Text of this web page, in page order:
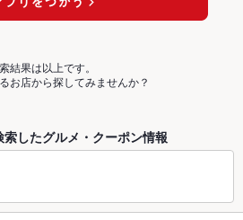
結果は以上です。
お店から探してみませんか？
したグルメ・クーポン情報